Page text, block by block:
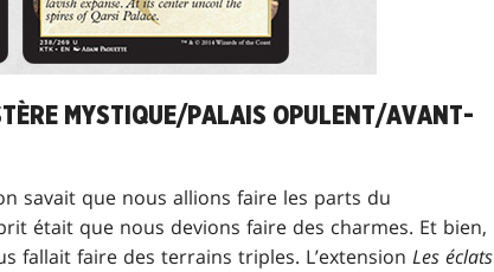
MYSTIQUE/PALAIS OPULENT/AVANT-
savait que nous allions faire les parts du
était que nous devions faire des charmes. Et bien,
fallait faire des terrains triples. L’extension Les éclats